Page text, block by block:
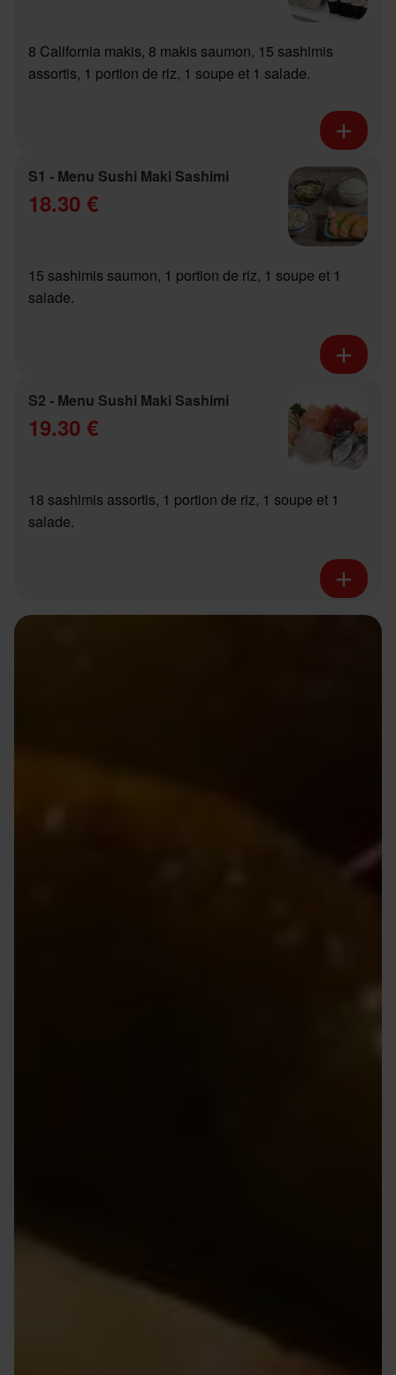
8 California makis, 8 makis saumon, 15 sashimis
assortis, 1 portion de riz, 1 soupe et 1 salade.
S1 - Menu Sushi Maki Sashimi
18.30 €
15 sashimis saumon, 1 portion de riz, 1 soupe et 1
salade.
S2 - Menu Sushi Maki Sashimi
19.30 €
18 sashimis assortis, 1 portion de riz, 1 soupe et 1
salade.